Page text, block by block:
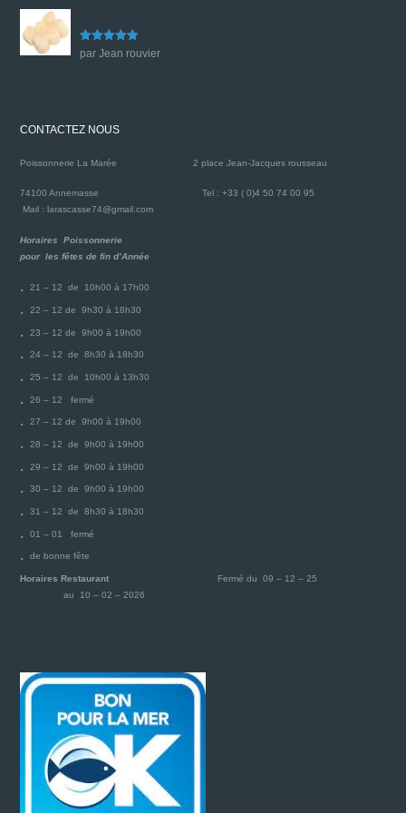
Note5sur
5
par Jean rouvier
CONTACTEZ NOUS
Poissonnerie La Marée2 place Jean-Jacques rousseau
74100 AnnemasseTel : +33 ( 0)4 50 74 00 95
Mail : larascasse74@gmail.com
Horaires Poissonnerie
pour les fêtes de fin d’Année
21 – 12 de 10h00 à 17h00
22 – 12 de 9h30 à 18h30
23 – 12 de 9h00 à 19h00
24 – 12 de 8h30 à 18h30
25 – 12 de 10h00 à 13h30
26 – 12 fermé
27 – 12 de 9h00 à 19h00
28 – 12 de 9h00 à 19h00
29 – 12 de 9h00 à 19h00
30 – 12 de 9h00 à 19h00
31 – 12 de 8h30 à 18h30
01 – 01 fermé
de bonne fête
Horaires Restaurant Fermé du 09 – 12 – 25
au 10 – 02 – 2026